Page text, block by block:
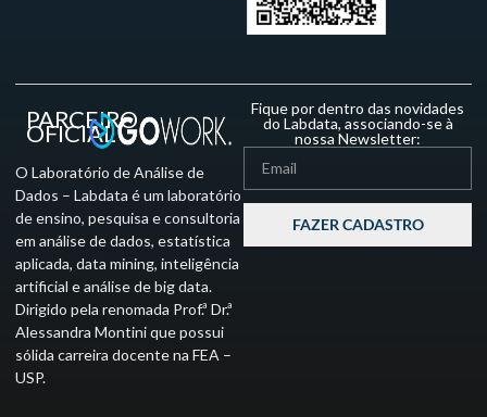
PARCEIRO
OFICIAL
O Laboratório de Análise de
Dados – Labdata é um laboratório
de ensino, pesquisa e consultoria
em análise de dados, estatística
aplicada, data mining, inteligência
artificial e análise de big data.
Dirigido pela renomada Prof.ª Dr.ª
Alessandra Montini que possui
sólida carreira docente na FEA –
USP.
Fique por dentro das novidades
do Labdata, associando-se à
nossa Newsletter:
FAZER CADASTRO